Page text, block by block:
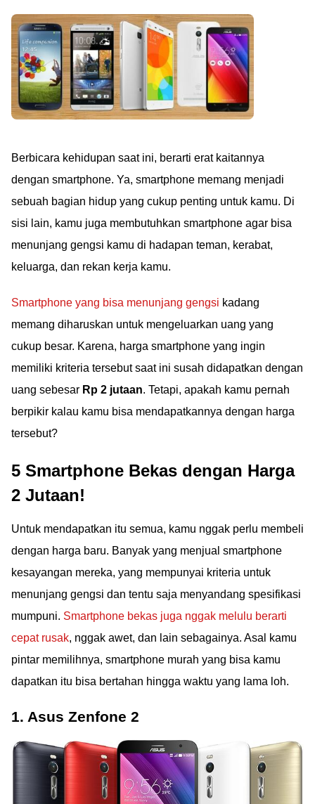
Berbicara kehidupan saat ini, berarti erat kaitannya
dengan smartphone. Ya, smartphone memang menjadi
sebuah bagian hidup yang cukup penting untuk kamu. Di
sisi lain, kamu juga membutuhkan smartphone agar bisa
menunjang gengsi kamu di hadapan teman, kerabat,
keluarga, dan rekan kerja kamu.
Smartphone yang bisa menunjang gengsi kadang
memang diharuskan untuk mengeluarkan uang yang
cukup besar. Karena, harga smartphone yang ingin
memiliki kriteria tersebut saat ini susah didapatkan dengan
uang sebesar Rp 2 jutaan. Tetapi, apakah kamu pernah
berpikir kalau kamu bisa mendapatkannya dengan harga
tersebut?
5 Smartphone Bekas dengan Harga
2 Jutaan!
Untuk mendapatkan itu semua, kamu nggak perlu membeli
dengan harga baru. Banyak yang menjual smartphone
kesayangan mereka, yang mempunyai kriteria untuk
menunjang gengsi dan tentu saja menyandang spesifikasi
mumpuni. Smartphone bekas juga nggak melulu berarti
cepat rusak, nggak awet, dan lain sebagainya. Asal kamu
pintar memilihnya, smartphone murah yang bisa kamu
dapatkan itu bisa bertahan hingga waktu yang lama loh.
1. Asus Zenfone 2